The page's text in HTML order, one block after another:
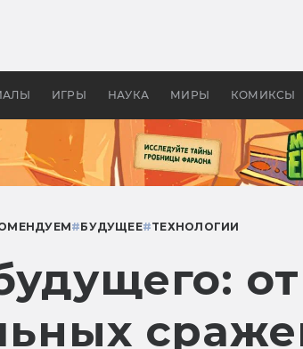
ИГРЫ НАУКА МИРЫ КОМИКСЫ
апокалипсис, в России —
#БУДУЩЕЕ#ТЕХНОЛОГИИ